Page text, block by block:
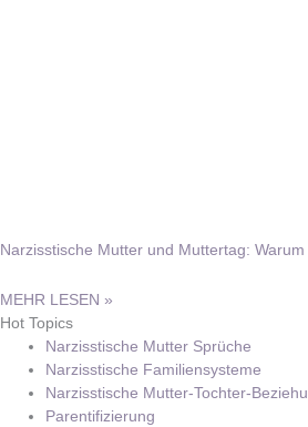
Narzisstische Mutter und Muttertag:
MEHR LESEN »
Hot Topics
Narzisstische Mutter Sprüche
Narzisstische Familiensysteme
Narzisstische Mutter-Tochter-
Parentifizierung